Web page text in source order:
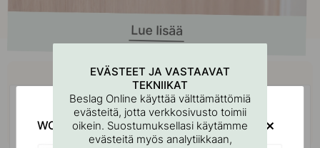
Osta yhdessä
EVÄSTEET JA VASTAAVAT
TEKNIIKAT
Beslag Online käyttää välttämättömiä
evästeitä, jotta verkkosivusto toimii
oikein. Suostumuksellasi käytämme
evästeitä myös analytiikkaan,
WOULD YOU RATHER VISIT?